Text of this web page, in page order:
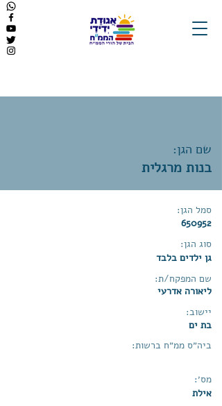
שם הגן:
בנות מרגלית
650952
סמל הגן:
גן ילדים בלבד
סוג הגן:
ליאורה אדרעי
שם המפקח/ת:
בת ים
יישוב:
ביה״ס ממ״ח ברשות:
אילת
מס׳: